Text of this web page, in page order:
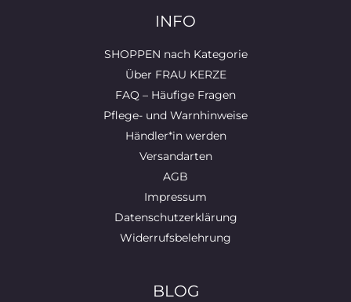
INFO
SHOPPEN nach Kategorie
Über FRAU KERZE
FAQ – Häufige Fragen
Pflege- und Warnhinweise
Händler*in werden
Versandarten
AGB
Impressum
Datenschutzerklärung
Widerrufsbelehrung
BLOG